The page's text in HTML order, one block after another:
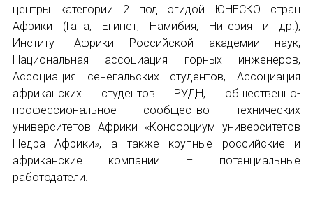
XIV КОНГРЕСС МАПРЯЛ
XV КОНГРЕСС МАПРЯЛ
XVI КОНГРЕСС МАПРЯЛ
РУССКИЙ ЯЗЫК В МИРЕ
ПРОЕКТЫ
Научно-практические семинары по
центры категории 2 под эгидой ЮНЕСКО стран
Африки (Гана, Египет, Намибия, Нигерия и др.),
Институт Африки Российской академии наук,
Национальная ассоциация горных инженеров,
Ассоциация сенегальских студентов, Ассоциация
африканских студентов РУДН, общественно-
профессиональное сообщество технических
университетов Африки «Консорциум университетов
Недра Африки», а также крупные российские и
африканские компании – потенциальные
работодатели.